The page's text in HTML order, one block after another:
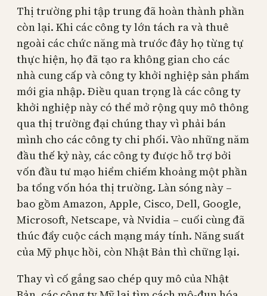
Thị trường phi tập trung đã hoàn thành phần
còn lại. Khi các công ty lớn tách ra và thuê
ngoài các chức năng mà trước đây họ từng tự
thực hiện, họ đã tạo ra không gian cho các
nhà cung cấp và công ty khởi nghiệp sản phẩm
mới gia nhập. Điều quan trọng là các công ty
khởi nghiệp này có thể mở rộng quy mô thông
qua thị trường đại chúng thay vì phải bán
mình cho các công ty chi phối. Vào những năm
đầu thế kỷ này, các công ty được hỗ trợ bởi
vốn đầu tư mạo hiểm chiếm khoảng một phần
ba tổng vốn hóa thị trường. Làn sóng này –
bao gồm Amazon, Apple, Cisco, Dell, Google,
Microsoft, Netscape, và Nvidia – cuối cùng đã
thúc đẩy cuộc cách mạng máy tính. Năng suất
của Mỹ phục hồi, còn Nhật Bản thì chững lại.
Thay vì cố gắng sao chép quy mô của Nhật